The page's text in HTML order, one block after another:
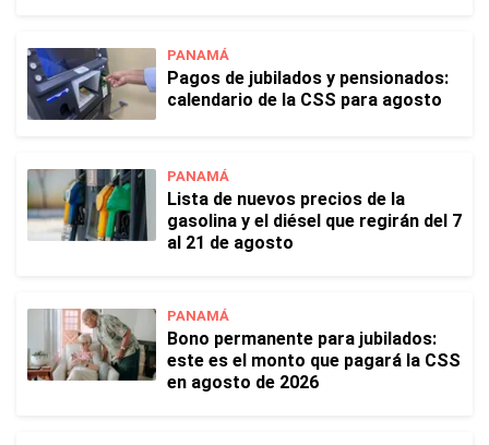
PANAMÁ
Pagos de jubilados y pensionados:
calendario de la CSS para agosto
PANAMÁ
Lista de nuevos precios de la
gasolina y el diésel que regirán del 7
al 21 de agosto
PANAMÁ
Bono permanente para jubilados:
este es el monto que pagará la CSS
en agosto de 2026